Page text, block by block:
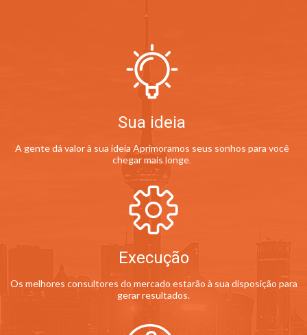
Sua ideia
A gente dá valor à sua ideia Aprimoramos seus sonhos para você
chegar mais longe.
Execução
Os melhores consultores do mercado estarão à sua disposição para
gerar resultados.